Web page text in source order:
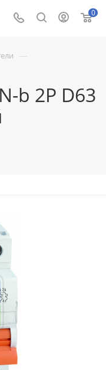
0
—
b 2P D63